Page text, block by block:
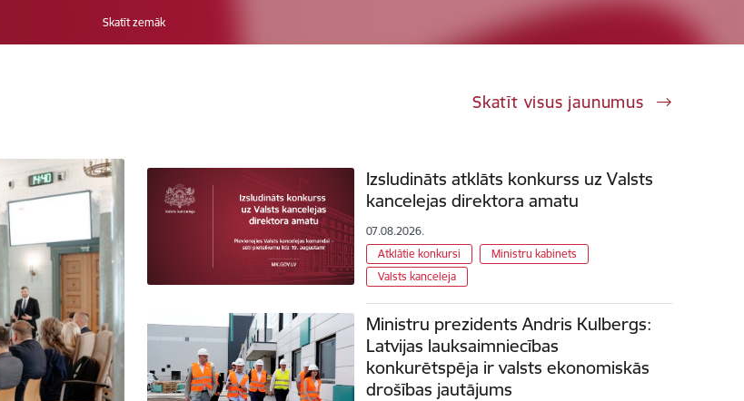
Skatīt zemāk
Skatīt visus jaunumus
Izsludināts atklāts konkurss uz Valsts
kancelejas direktora amatu
07.08.2026.
Atklātie konkursi
Ministru kabinets
Valsts kanceleja
Ministru prezidents Andris Kulbergs:
Latvijas lauksaimniecības
konkurētspēja ir valsts ekonomiskās
drošības jautājums